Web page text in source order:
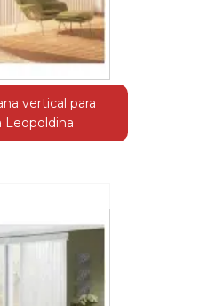
vertical para
Leopoldina